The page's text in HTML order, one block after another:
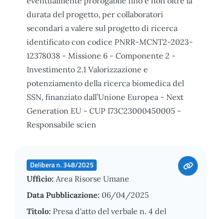
durata del progetto, per collaboratori
secondari a valere sul progetto di ricerca
identificato con codice PNRR-MCNT2-2023-
12378038 - Missione 6 - Componente 2 -
Investimento 2.1 Valorizzazione e
potenziamento della ricerca biomedica del
SSN, finanziato dall’Unione Europea - Next
Generation EU - CUP I73C23000450005 -
Responsabile scien
Delibera n. 348/2025
Ufficio: Area Risorse Umane
Data Pubblicazione: 06/04/2025
Titolo: Presa d'atto del verbale n. 4 del